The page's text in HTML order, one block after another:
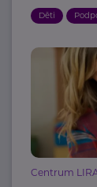
Děti
Centrum